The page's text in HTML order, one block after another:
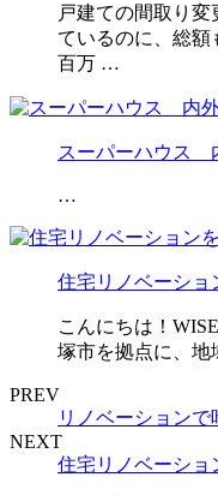
戸建ての間取り
ているのに、総額
百万 …
スーパーハウス
…
住宅リノベーショ
こんにちは！
塚市を拠点に、
PREV
リノベーションで
NEXT
住宅リノベーショ